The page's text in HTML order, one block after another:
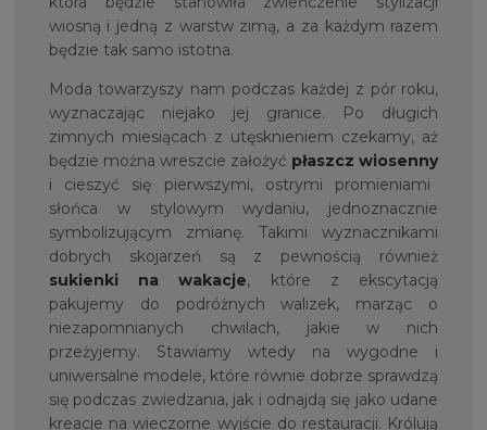
wiosną i jedną z warstw zimą, a za każdym razem
będzie tak samo istotna.
Moda towarzyszy nam podczas każdej z pór roku,
wyznaczając niejako jej granice. Po długich
zimnych miesiącach z utęsknieniem czekamy, aż
będzie można wreszcie założyć płaszcz wiosenny
i cieszyć się pierwszymi, ostrymi promieniami
słońca w stylowym wydaniu, jednoznacznie
symbolizującym zmianę. Takimi wyznacznikami
dobrych skojarzeń są z pewnością również
sukienki na wakacje, które z ekscytacją
pakujemy do podróżnych walizek, marząc o
niezapomnianych chwilach, jakie w nich
przeżyjemy. Stawiamy wtedy na wygodne i
uniwersalne modele, które równie dobrze sprawdzą
się podczas zwiedzania, jak i odnajdą się jako udane
kreacje na wieczorne wyjście do restauracji. Królują